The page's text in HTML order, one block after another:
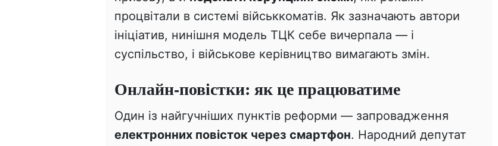
процвітали в системі військкоматів. Як зазначають автори
ініціатив, нинішня модель ТЦК себе вичерпала — і
суспільство, і військове керівництво вимагають змін.
Онлайн-повістки: як це працюватиме
Один із найгучніших пунктів реформи — запровадження
електронних повісток через смартфон. Народний депутат